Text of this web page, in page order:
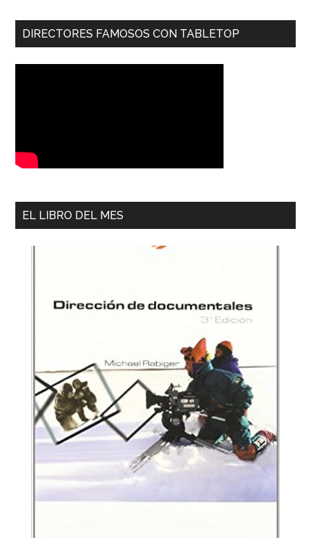
DIRECTORES FAMOSOS CON TABLETOP
EL LIBRO DEL MES